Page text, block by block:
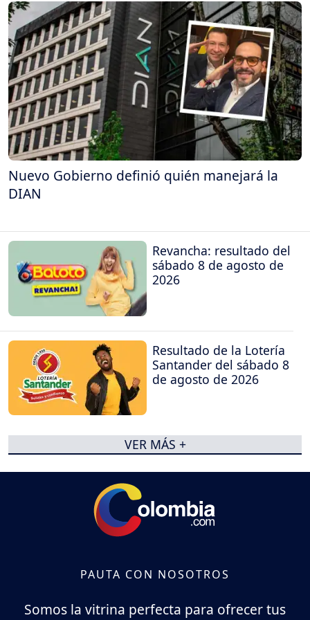
Nuevo Gobierno definió quién manejará la
DIAN
Revancha: resultado del
sábado 8 de agosto de
2026
Resultado de la Lotería
Santander del sábado 8
de agosto de 2026
VER MÁS +
PAUTA CON NOSOTROS
Somos la vitrina perfecta para ofrecer tus